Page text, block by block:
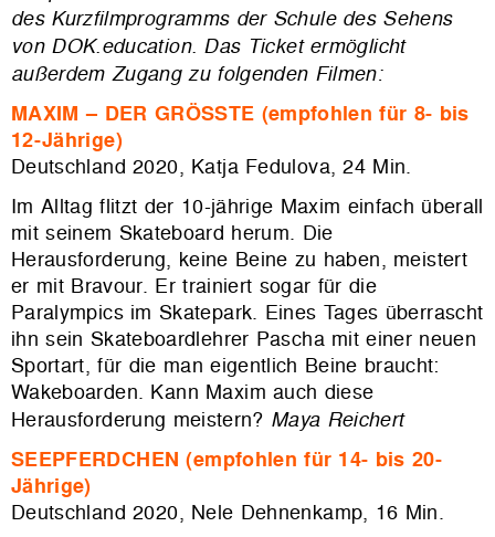
des Kurzfilmprogramms der Schule des Sehens
von DOK.education. Das Ticket ermöglicht
außerdem Zugang zu folgenden Filmen:
MAXIM – DER GRÖSSTE (empfohlen für 8- bis
12-Jährige)
Deutschland 2020, Katja Fedulova, 24 Min.
Im Alltag flitzt der 10-jährige Maxim einfach überall
mit seinem Skateboard herum. Die
Herausforderung, keine Beine zu haben, meistert
er mit Bravour. Er trainiert sogar für die
Paralympics im Skatepark. Eines Tages überrascht
ihn sein Skateboardlehrer Pascha mit einer neuen
Sportart, für die man eigentlich Beine braucht:
Wakeboarden. Kann Maxim auch diese
Herausforderung meistern? Maya Reichert
SEEPFERDCHEN (empfohlen für 14- bis 20-
Jährige)
Deutschland 2020, Nele Dehnenkamp, 16 Min.